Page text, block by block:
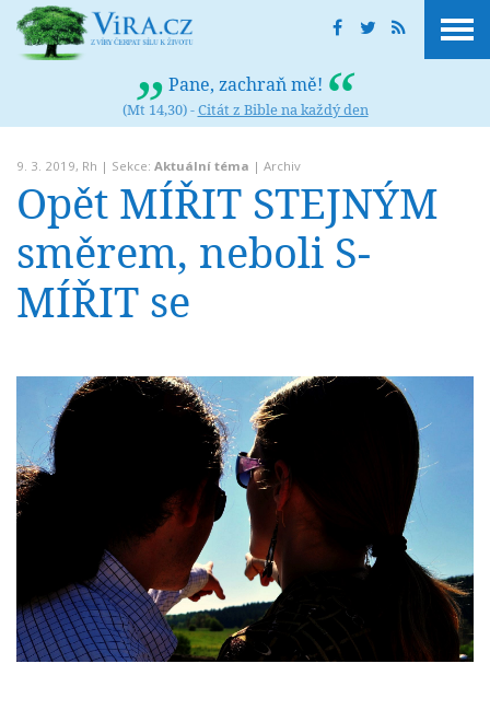
Pane, zachraň mě!
(Mt 14,30) -Citát z Bible na každý den
9. 3. 2019, Rh | Sekce: Aktuální téma | Archiv
Opět MÍŘIT STEJNÝM
směrem, neboli S-
MÍŘIT se